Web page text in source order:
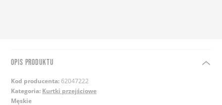
OPIS PRODUKTU
Kod producenta:62047222
Kategoria: Kurtki przejściowe
Męskie